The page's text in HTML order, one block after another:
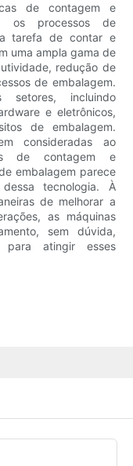
de contagem e
os processos de
tarefa de contar e
uma ampla gama de
redução de
de embalagem.
incluindo
e eletrônicos,
de embalagem.
consideradas ao
de contagem e
embalagem parece
tecnologia. À
de melhorar a
as máquinas
sem dúvida,
para atingir esses